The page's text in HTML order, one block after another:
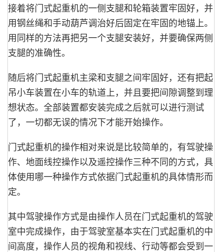
接着将门式起重机的一侧支腿和轮箱装置牢固好，并
用钢丝绳和手动葫芦调治好后固定在牢固的地锚上。
用同样的方法再把另一个支腿安装好，并要确保两侧
支腿的准确性。
随后将门式起重机主梁和支腿之间牢固好，还有把起
吊小车装置在小车的轨道上，并且要把间隙调整到理
想状态。全部装置都安装完成之后就可以进行测试
了，一切都无误的情况下才能开始操作。
门式起重机的操作相对来说是比较简单的，有驾驶操
作、地面线控操作以及遥控操作三种不同的方式，具
体使用哪一种操作方式依据门式起重机的具体情形而
定。
其中驾驶操作方式是由操作人员在门式起重机的驾驶
室中完成操作，由于驾驶室基本实在门式起重机的中
间高度，操作人员的视角和视线、行动等都会受到一